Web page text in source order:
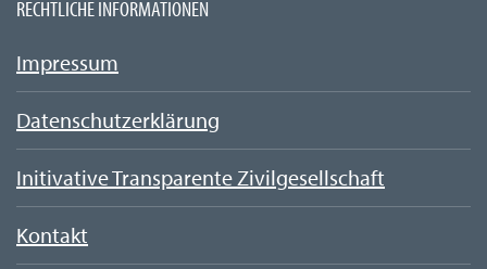
RECHTLICHE INFORMATIONEN
Impressum
Datenschutzerklärung
Initivative Transparente Zivilgesellschaft
Kontakt